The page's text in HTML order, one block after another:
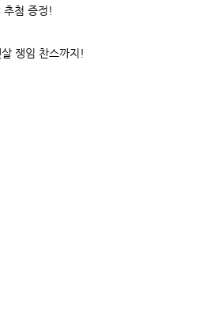
추첨 증정!
쟁임 찬스까지!